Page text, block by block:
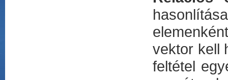
vektor kell
feltétel